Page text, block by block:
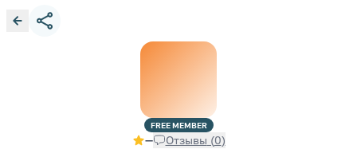
FREEMEMBER
— Отзывы (0)